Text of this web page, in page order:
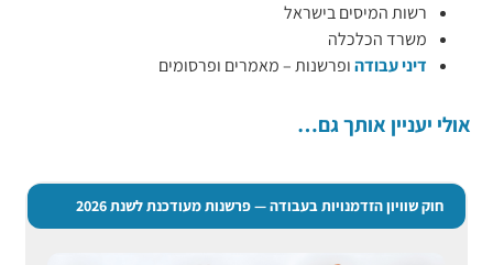
רשות המיסים בישראל
משרד הכלכלה
דיני עבודהופרשנות – מאמרים ופרסומים
אולי יעניין אותך גם…
חוק שוויון הזדמנויות בעבודה — פרשנות מעודכנת לשנת 2026